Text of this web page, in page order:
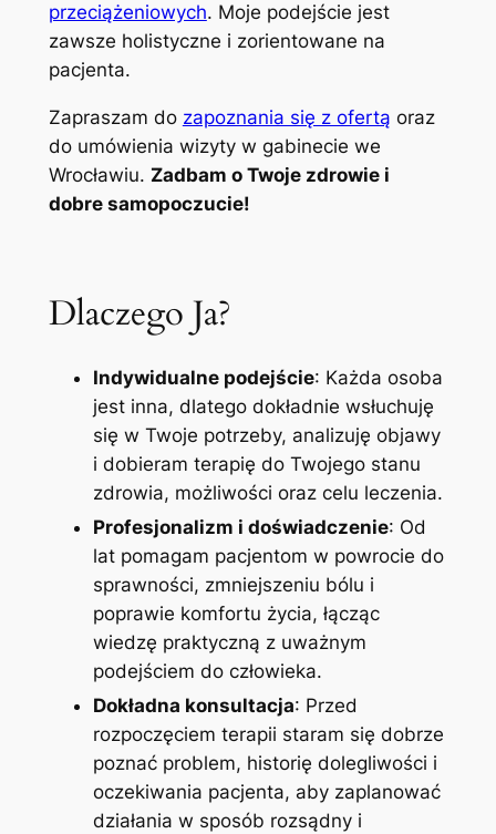
przeciążeniowych. Moje podejście jest
zawsze holistyczne i zorientowane na
pacjenta.
Zapraszam do zapoznania się z ofertą oraz
do umówienia wizyty w gabinecie we
Wrocławiu. Zadbam o Twoje zdrowie i
dobre samopoczucie!
Dlaczego Ja?
Indywidualne podejście: Każda osoba
jest inna, dlatego dokładnie wsłuchuję
się w Twoje potrzeby, analizuję objawy
i dobieram terapię do Twojego stanu
zdrowia, możliwości oraz celu leczenia.
Profesjonalizm i doświadczenie: Od
lat pomagam pacjentom w powrocie do
sprawności, zmniejszeniu bólu i
poprawie komfortu życia, łącząc
wiedzę praktyczną z uważnym
podejściem do człowieka.
Dokładna konsultacja: Przed
rozpoczęciem terapii staram się dobrze
poznać problem, historię dolegliwości i
oczekiwania pacjenta, aby zaplanować
działania w sposób rozsądny i